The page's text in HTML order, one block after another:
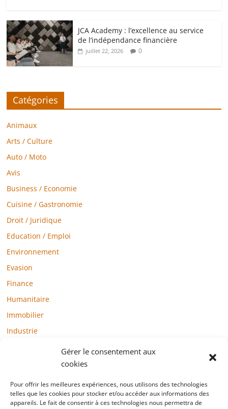
Gérer le consentement aux
cookies
Pour offrir les meilleures expériences, nous utilisons des technologies
telles que les cookies pour stocker et/ou accéder aux informations des
appareils. Le fait de consentir à ces technologies nous permettra de
JCA Academy : l’excellence au service
de l’indépendance financière
juillet 22, 2026 0
Catégories
Animaux
Arts / Culture
Auto / Moto
Avis
Business / Economie
Cuisine / Gastronomie
Droit / Juridique
Education / Emploi
Environnement
Evasion
Finance
Humanitaire
Immobilier
Industrie
Mode / Beauté / Bien-être